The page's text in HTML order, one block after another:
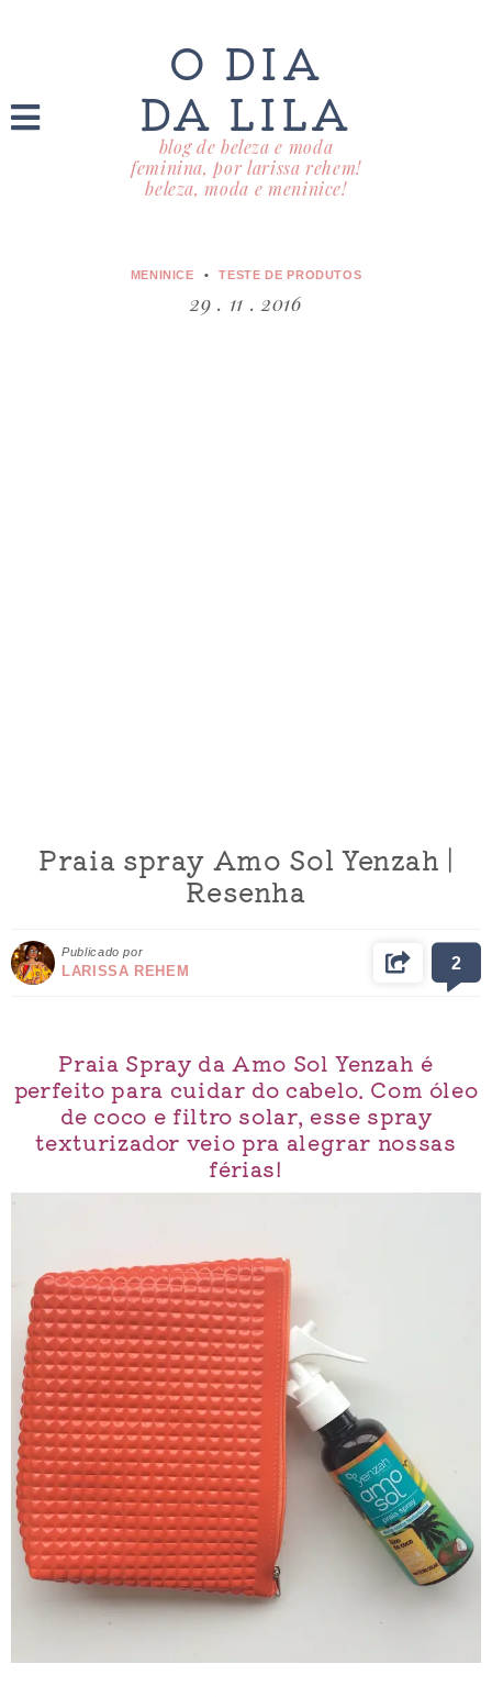
O DIA
DA LILA
blog de beleza e moda
feminina, por larissa rehem!
beleza, moda e meninice!
MENINICE TESTE DE PRODUTOS
29 . 11 . 2016
Praia spray Amo Sol Yenzah |
Resenha
Publicado por
LARISSA REHEM 2
Praia Spray da Amo Sol Yenzah é
perfeito para cuidar do cabelo. Com óleo
de coco e filtro solar, esse spray
texturizador veio pra alegrar nossas
férias!